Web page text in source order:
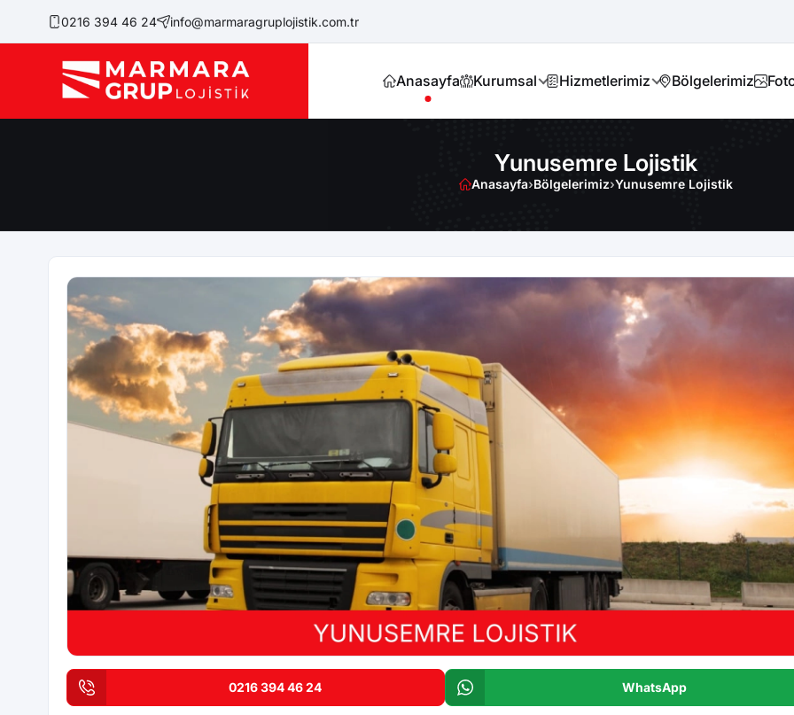
0216 394 46 24 info@marmaragruplojistik.com.tr
Anasayfa Kurumsal Hizmetlerimiz Bölgelerimiz
Yunusemre Lojistik
Anasayfa›Bölgelerimiz›Yunusemre Lojistik
0216 394 46 24 WhatsApp